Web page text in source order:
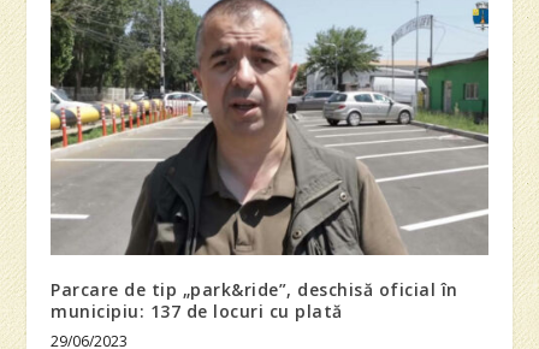
Parcare de tip „park&ride”, deschisă oficial în
municipiu: 137 de locuri cu plată
29/06/2023